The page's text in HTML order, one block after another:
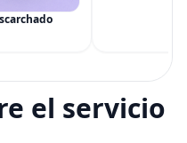
el servicio